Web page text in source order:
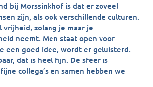
bij Morssinkhof is dat er zoveel
zijn, als ook verschillende culturen.
zolang je maar je
neemt. Men staat open voor
een goed idee, wordt er geluisterd.
dat is heel fijn. De sfeer is
collega’s en samen hebben we